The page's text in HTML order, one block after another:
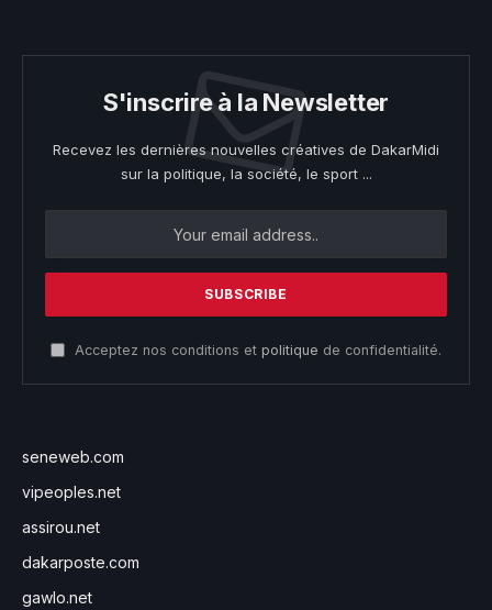
S'inscrire à la Newsletter
Recevez les dernières nouvelles créatives de DakarMidi
sur la politique, la société, le sport ...
Acceptez nos conditions et politique de confidentialité.
seneweb.com
vipeoples.net
assirou.net
dakarposte.com
gawlo.net